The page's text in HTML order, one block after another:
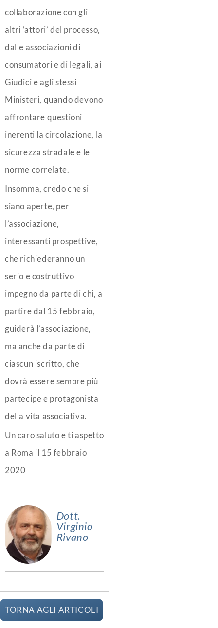
collaborazionecon gli
altri ‘attori’ del processo,
dalle associazioni di
consumatori e di legali, ai
Giudici e agli stessi
Ministeri, quando devono
affrontare questioni
inerenti la circolazione, la
sicurezza stradale e le
norme correlate.
Insomma, credo che si
siano aperte, per
l’associazione,
interessanti prospettive,
che richiederanno un
serio e costruttivo
impegno da parte di chi, a
partire dal 15 febbraio,
guiderà l’associazione,
ma anche da parte di
ciascun iscritto, che
dovrà essere sempre più
partecipe e protagonista
della vita associativa.
Un caro saluto e ti aspetto
a Roma il 15 febbraio
2020
Dott.
Virginio
Rivano
TORNA AGLI ARTICOLI